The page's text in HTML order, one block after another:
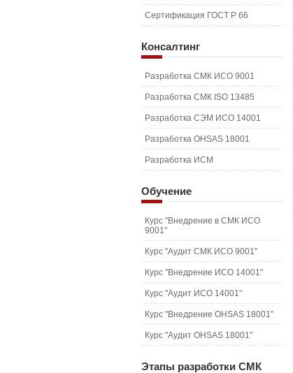
Сертификация ГОСТ Р 66
Консалтинг
Разработка СМК ИСО 9001
Разработка СМК ISO 13485
Разработка СЭМ ИСО 14001
Разработка OHSAS 18001
Разработка ИСМ
Обучение
Курс "Внедрение в СМК ИСО
9001"
Курс "Аудит СМК ИСО 9001"
Курс "Внедрение ИСО 14001"
Курс "Аудит ИСО 14001"
Курс "Внедрение OHSAS 18001"
Курс "Аудит OHSAS 18001"
Этапы разработки СМК